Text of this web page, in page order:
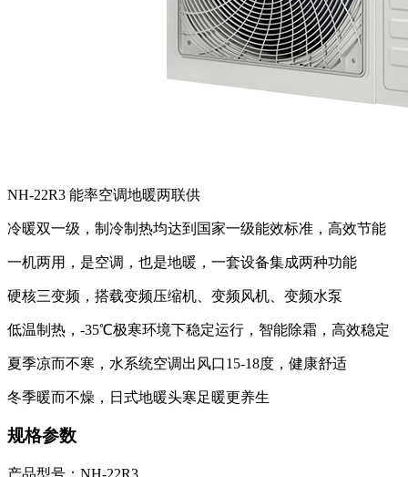
NH-22R3 能率空调地暖两联供
冷暖双一级，制冷制热均达到国家一级能效标准，高效节能
一机两用，是空调，也是地暖，一套设备集成两种功能
硬核三变频，搭载变频压缩机、变频风机、变频水泵
低温制热，-35℃极寒环境下稳定运行，智能除霜，高效稳定
夏季凉而不寒，水系统空调出风口15-18度，健康舒适
冬季暖而不燥，日式地暖头寒足暖更养生
规格参数